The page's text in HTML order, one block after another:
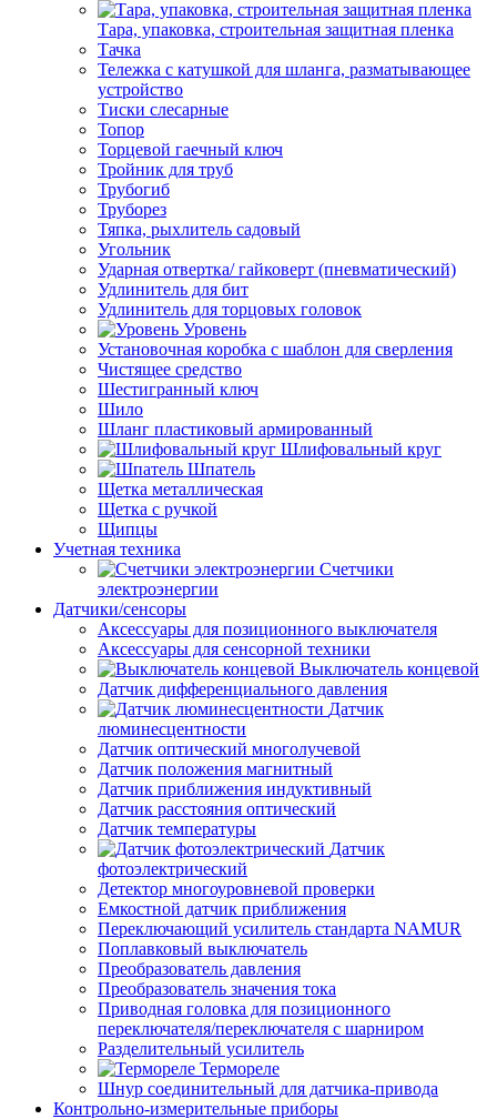
Тара, упаковка, строительная защитная пленка
Тачка
Тележка с катушкой для шланга, разматывающее
устройство
Тиски слесарные
Топор
Торцевой гаечный ключ
Тройник для труб
Трубогиб
Труборез
Тяпка, рыхлитель садовый
Угольник
Ударная отвертка/ гайковерт (пневматический)
Удлинитель для бит
Удлинитель для торцовых головок
Уровень
Установочная коробка с шаблон для сверления
Чистящее средство
Шестигранный ключ
Шило
Шланг пластиковый армированный
Шлифовальный круг
Шпатель
Щетка металлическая
Щетка с ручкой
Щипцы
Учетная техника
Счетчики
электроэнергии
Датчики/сенсоры
Аксессуары для позиционного выключателя
Аксессуары для сенсорной техники
Выключатель концевой
Датчик дифференциального давления
Датчик
люминесцентности
Датчик оптический многолучевой
Датчик положения магнитный
Датчик приближения индуктивный
Датчик расстояния оптический
Датчик температуры
Датчик
фотоэлектрический
Детектор многоуровневой проверки
Емкостной датчик приближения
Переключающий усилитель стандарта NAMUR
Поплавковый выключатель
Преобразователь давления
Преобразователь значения тока
Приводная головка для позиционного
переключателя/переключателя с шарниром
Разделительный усилитель
Термореле
Шнур соединительный для датчика-привода
Контрольно-измерительные приборы